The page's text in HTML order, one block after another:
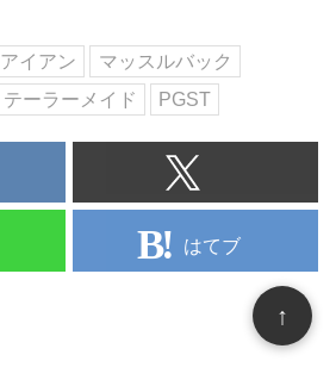
アイアン
マッスルバック
テーラーメイド PGST
はてブ
↑